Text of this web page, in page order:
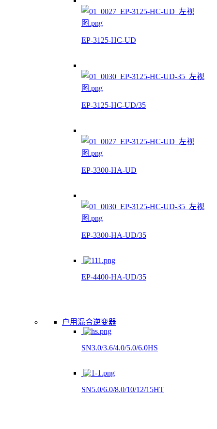
EP-3125-HC-UD
EP-3125-HC-UD/35
EP-3300-HA-UD
EP-3300-HA-UD/35
EP-4400-HA-UD/35
户用混合逆变器
SN3.0/3.6/4.0/5.0/6.0HS
SN5.0/6.0/8.0/10/12/15HT